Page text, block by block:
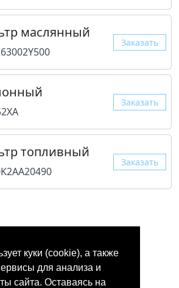
куки (cookie), а также
для анализа и
сайта. Оставаясь на
маслянный
Заказать
Заказать
топливный
Заказать